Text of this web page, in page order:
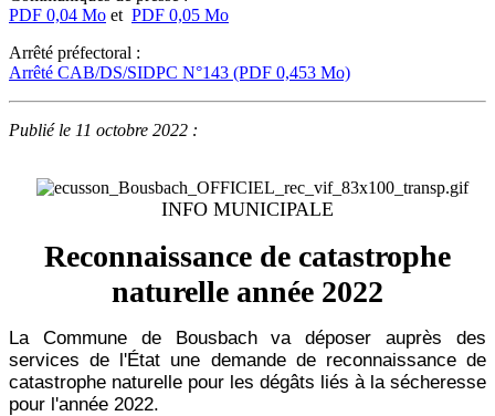
PDF 0,04 Mo et PDF 0,05 Mo
Arrêté préfectoral :
Arrêté CAB/DS/SIDPC N°143 (PDF 0,453 Mo)
Publié le 11 octobre 2022 :
INFO MUNICIPALE
Reconnaissance de catastrophe
naturelle année 2022
La Commune de Bousbach va déposer auprès des
services de l'État une demande de reconnaissance de
catastrophe naturelle pour les dégâts liés à la sécheresse
pour l'année 2022.